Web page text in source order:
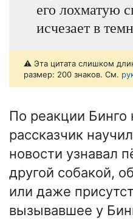
его лохматую
исчезает в
⚠️ Эта цитата слишком
размер: 200 знаков. См.
По реакции Бинго
рассказчик
новости узнавал
другой собакой,
или даже
вызывавшее у